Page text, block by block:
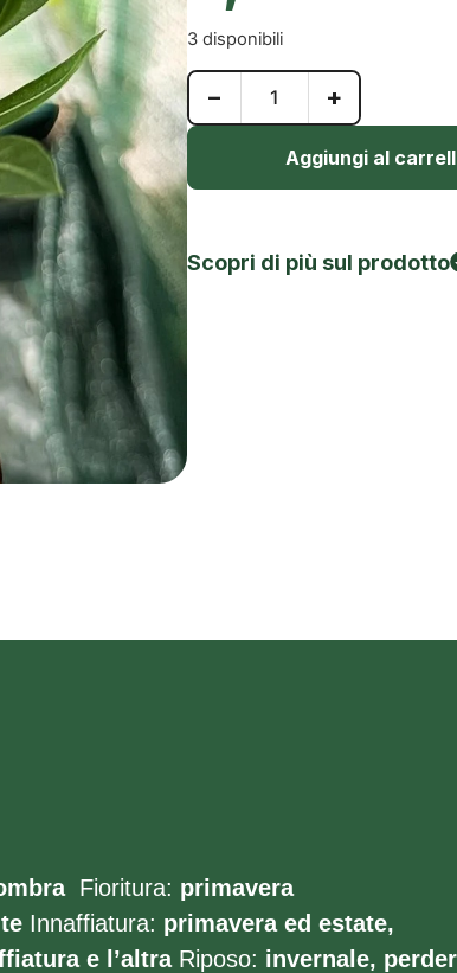
3 disponibili
− +
Aggiungi al
Scopri di più sul prodotto
Fioritura: primavera
Innaffiatura: primavera ed estate,
e l’altraRiposo: invernale,